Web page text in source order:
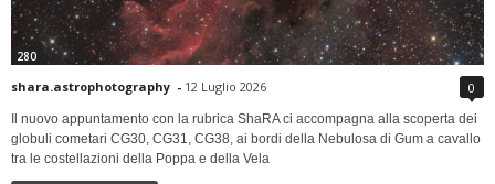
280
shara.astrophotography - 12 Luglio 2026 0
Il nuovo appuntamento con la rubrica ShaRA ci accompagna alla scoperta dei
globuli cometari CG30, CG31, CG38, ai bordi della Nebulosa di Gum a cavallo
tra le costellazioni della Poppa e della Vela